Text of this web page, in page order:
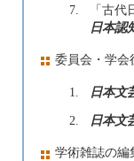
7.
「古
日本認
委員会・学会
1. 日本文
2.
日本文
学術雑誌の編